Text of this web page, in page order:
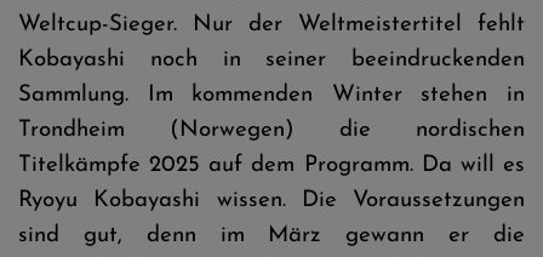
Weltcup-Sieger. Nur der Weltmeistertitel fehlt
Kobayashi noch in seiner beeindruckenden
Sammlung. Im kommenden Winter stehen in
Trondheim (Norwegen) die nordischen
Titelkämpfe 2025 auf dem Programm. Da will es
Ryoyu Kobayashi wissen. Die Voraussetzungen
sind gut, denn im März gewann er die